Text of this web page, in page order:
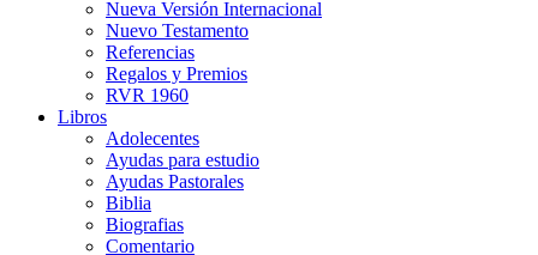
Nueva Versión Internacional
Nuevo Testamento
Referencias
Regalos y Premios
RVR 1960
Libros
Adolecentes
Ayudas para estudio
Ayudas Pastorales
Biblia
Biografias
Comentario